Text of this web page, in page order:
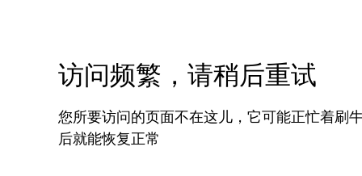
访问频繁，请稍后重试
您所要访问的页面不在这儿，它可能正忙着刷
后就能恢复正常